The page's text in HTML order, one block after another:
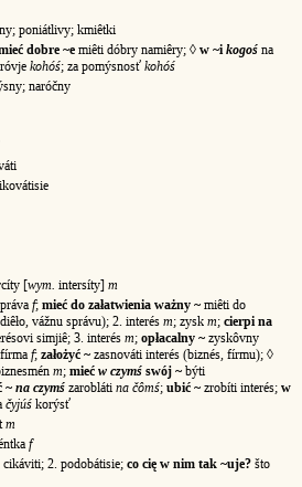
poniátlivy; kmiêtki
dobre ~e miêti dóbry namiêry; ◊ w ~i kogoś na
kohóś; za pomýsnosť kohóś
naróčny
[wym. intersíty] m
f; mieć do załatwienia ważny ~ miêti do
vážnu správu); 2. interés m; zysk m; cierpi na
simjiê; 3. interés m; opłacalny ~ zyskôvny
f; założyć ~ zasnováti interés (biznés, fírmu); ◊
m; mieć w czymś swój ~ býti
~ na czymś zarobláti na čômś; ubić ~ zrobíti interés; w
čyjúś korýsť
m
f
2. podobátisie; co cię w nim tak ~uje? što